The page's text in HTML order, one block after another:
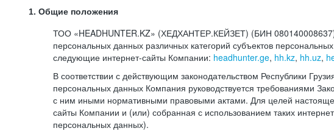
1. Общие положения
ТОО «HEADHUNTER.KZ» (ХЕДХАНТЕР.КЕЙЗЕТ) (БИН 080140008637)
персональных данных различных категорий субъектов
следующие интернет-сайты Компании: headhunter.ge, hh.kz, hh.uz,
В соответствии с действующим законодательством Республики
персональных данных Компания руководствуется требованиями
с ним иными нормативными правовыми актами. Для целей
сайты Компании и (или) собранная с использованием таких
персональных данных).